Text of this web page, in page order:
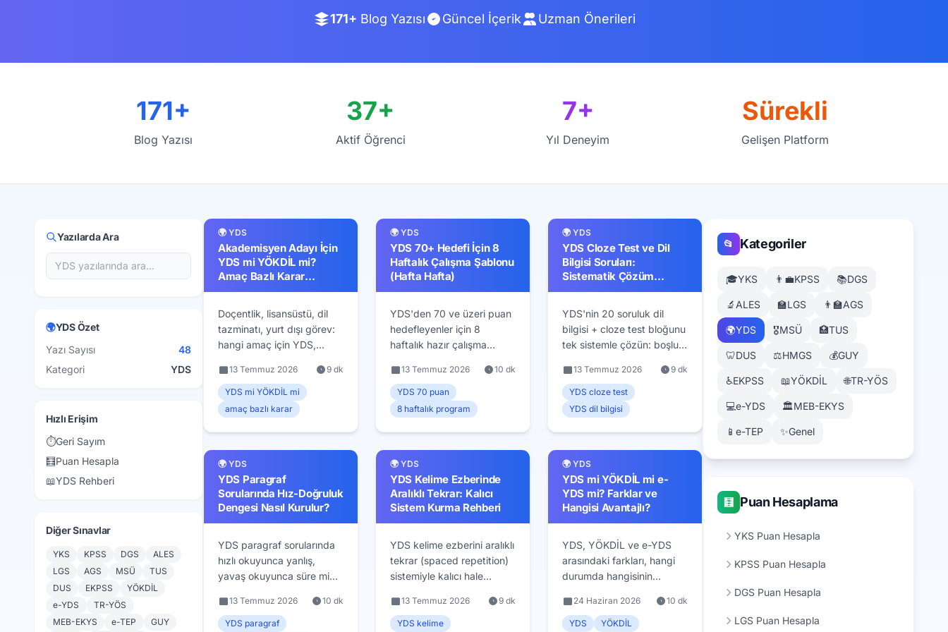
171+ Blog Yazısı Güncel İçerik Uzman Önerileri
171+
Blog Yazısı
37+
Aktif Öğrenci
7+
Yıl Deneyim
Sürekli
Gelişen Platform
Yazılarda Ara
🌍YDS Özet
Yazı Sayısı
48
Kategori
YDS
Hızlı Erişim
⏱️Geri Sayım
🧮Puan Hesapla
📖YDS Rehberi
Diğer Sınavlar
YKS KPSS DGS
ALES
LGS
AGS MSÜ
TUS
DUS
EKPSS
YÖKDİL
e-YDS
TR-YÖS
MEB-EKYS
e-TEP
GUY
🌍 YDS
Akademisyen Adayı İçin
YDS mi YÖKDİL mi?
Amaç Bazlı Karar
Rehberi
Doçentlik, lisansüstü, dil
tazminatı, yurt dışı görev:
hangi amaç için YDS,
Geçerlilik süreleri ve format
farklarıyla amaç bazlı karar
matrisi.
13 Temmuz 2026 9 dk
YDS mi YÖKDİL mi
amaç bazlı karar
🌍 YDS
YDS 70+ Hedefi İçin 8
Haftalık Çalışma Şablonu
(Hafta Hafta)
YDS'den 70 ve üzeri puan
hedefleyenler için 8
haftalık hazır çalışma
program, 56 doğru
hedefinin soru tiplerine
dağılımı ve deneme
13 Temmuz 2026 10 dk
YDS 70 puan
8 haftalık program
🌍 YDS
YDS Cloze Test ve Dil
Bilgisi Soruları:
Sistematik Çözüm
Yaklaşımı
YDS'nin 20 soruluk dil
bilgisi + cloze test bloğunu
tek sistemle çözün: boşluk
prosedürü, sık test edilen
yapılar ve zaman bütçesi.
13 Temmuz 2026 9 dk
YDS cloze test
YDS dil bilgisi
🌍 YDS
YDS Paragraf
Sorularında Hız-Doğruluk
Dengesi Nasıl Kurulur?
YDS paragraf sorularında
hızlı okuyunca yanlış,
yavaş okuyunca süre mi
dengesini kuran süre
bütçesi, okuma modları ve
13 Temmuz 2026 10 dk
YDS paragraf
🌍 YDS
YDS Kelime Ezberinde
Aralıklı Tekrar: Kalıcı
Sistem Kurma Rehberi
YDS kelime ezberini aralıklı
tekrar (spaced repetition)
sistemiyle kalıcı hale
tekrar takvimi, günlük rutin
ve 12 haftalık kelime
13 Temmuz 2026 9 dk
YDS kelime
🌍 YDS
YDS mi YÖKDİL mi e-
YDS mi? Farklar ve
Hangisi Avantajlı?
YDS, YÖKDİL ve e-YDS
arasındaki farkları, hangi
durumda hangisinin
2026 sınav takvimini net
karşılaştırmalarla anlatan
24 Haziran 2026 10 dk
YDS YÖKDİL
📂 Kategoriler
🎓YKS 👨‍💼KPSS 📚DGS
🔬 ALES 🏫LGS 👨‍🏫AGS
🌍YDS 🎖️MSÜ 🏥TUS
🦷DUS ⚖️HMGS 💰GUY
♿EKPSS 📖YÖKDİL 🌐TR-YÖS
💻e-YDS 🏛️MEB-EKYS
📱 e-TEP ✨Genel
🧮 Puan Hesaplama
YKS Puan Hesapla
KPSS Puan Hesapla
DGS Puan Hesapla
LGS Puan Hesapla